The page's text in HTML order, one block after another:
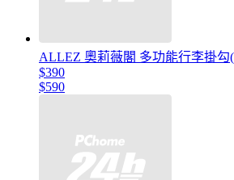
ALLEZ 奧莉薇閣 多功能行李掛勾
$390
$590